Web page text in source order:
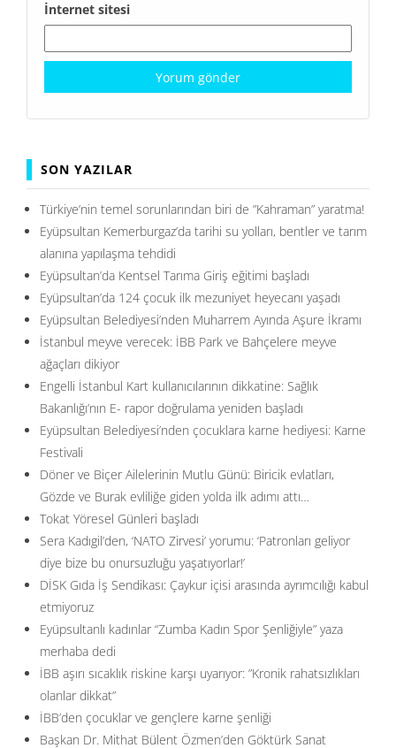
İnternet sitesi
SON YAZILAR
Türkiye’nin temel sorunlarından biri de ”Kahraman” yaratma!
Eyüpsultan Kemerburgaz’da tarihi su yolları, bentler ve tarım
alanına yapılaşma tehdidi
Eyüpsultan’da Kentsel Tarıma Giriş eğitimi başladı
Eyüpsultan’da 124 çocuk ilk mezuniyet heyecanı yaşadı
Eyüpsultan Belediyesi’nden Muharrem Ayında Aşure İkramı
İstanbul meyve verecek: İBB Park ve Bahçelere meyve
ağaçları dikiyor
Engelli İstanbul Kart kullanıcılarının dikkatine: Sağlık
Bakanlığı’nın E- rapor doğrulama yeniden başladı
Eyüpsultan Belediyesi’nden çocuklara karne hediyesi: Karne
Festivali
Döner ve Biçer Ailelerinin Mutlu Günü: Biricik evlatları,
Gözde ve Burak evliliğe giden yolda ilk adımı attı…
Tokat Yöresel Günleri başladı
Sera Kadıgil’den, ‘NATO Zirvesi’ yorumu: ‘Patronları geliyor
diye bize bu onursuzluğu yaşatıyorlar!’
DİSK Gıda İş Sendikası: Çaykur içisi arasında ayrımcılığı kabul
etmiyoruz
Eyüpsultanlı kadınlar “Zumba Kadın Spor Şenliğiyle” yaza
merhaba dedi
İBB aşırı sıcaklık riskine karşı uyarıyor: ”Kronik rahatsızlıkları
olanlar dikkat”
İBB’den çocuklar ve gençlere karne şenliği
Başkan Dr. Mithat Bülent Özmen’den Göktürk Sanat